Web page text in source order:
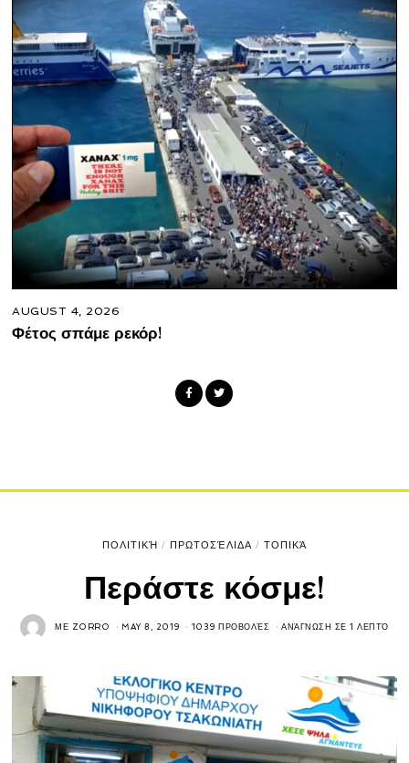
AUGUST 4, 2026
Φέτος σπάμε ρεκόρ!
ΠΟΛΙΤΙΚΉ / ΠΡΩΤΟΣΈΛΙΔΑ / ΤΟΠΙΚΆ
Περάστε κόσμε!
ΜΕ ZORRO MAY 8, 2019 1039 ΠΡΟΒΟΛΈΣ ΑΝΆΓΝΩΣΗ ΣΕ 1 ΛΕΠΤΌ